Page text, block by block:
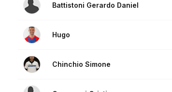
Battistoni Gerardo Daniel
Hugo
Chinchio Simone